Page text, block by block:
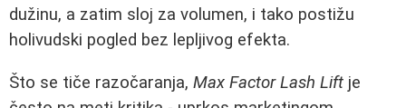
dužinu, a zatim sloj za volumen, i tako postižu
holivudski pogled bez lepljivog efekta.
Što se tiče razočaranja, Max Factor Lash Lift je